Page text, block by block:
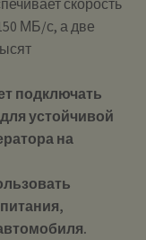
МБ/с, а две
подключать
устойчивой
на